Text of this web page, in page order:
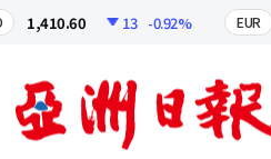
1,410.60 13 -0.92% EUR